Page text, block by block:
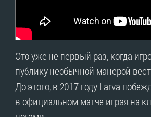
Это уже не первый раз, когда
публику необычной манерой
До этого, в 2017 году Larva
в официальном матче играя на